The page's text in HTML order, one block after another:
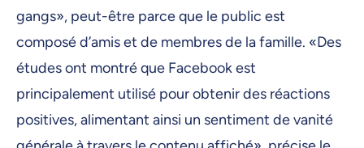
gangs», peut-être parce que le public est
composé d’amis et de membres de la famille. «Des
études ont montré que Facebook est
principalement utilisé pour obtenir des réactions
positives, alimentant ainsi un sentiment de vanité